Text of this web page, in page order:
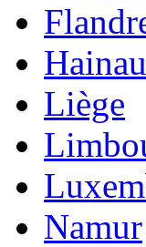
Liège
Namur